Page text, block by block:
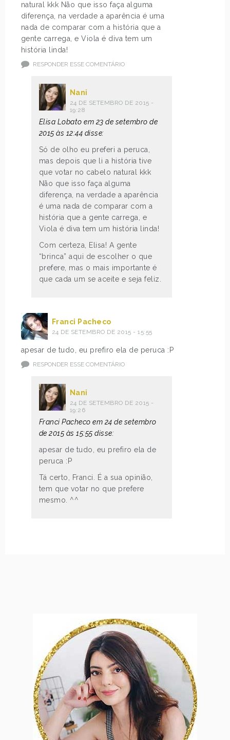
natural kkk Não que isso faça alguma
diferença, na verdade a aparência é uma
nada de comparar com a história que a
gente carrega, e Viola é diva tem um
história linda!
RESPONDER ESSE COMENTÁRIO
Nani
24 DE SETEMBRO DE 2015 -
19:28
Elisa Lobato em 23 de setembro de
2015 às 12:44 disse:
Só de olho eu preferi a peruca,
mas depois que li a história tive
que votar no cabelo natural kkk
Não que isso faça alguma
diferença, na verdade a aparência
é uma nada de comparar com a
história que a gente carrega, e
Viola é diva tem um história linda!
Com certeza, Elisa! A gente
“brinca” aqui de escolher o que
prefere, mas o mais importante é
que cada um se aceite e seja feliz.
Franci Pacheco
24 DE SETEMBRO DE 2015 - 15:55
apesar de tudo, eu prefiro ela de peruca :P
RESPONDER ESSE COMENTÁRIO
Nani
24 DE SETEMBRO DE 2015 -
19:26
Franci Pacheco em 24 de setembro
de 2015 às 15:55 disse:
apesar de tudo, eu prefiro ela de
peruca :P
Tá certo, Franci. É a sua opinião,
tem que votar no que prefere
mesmo. ^^